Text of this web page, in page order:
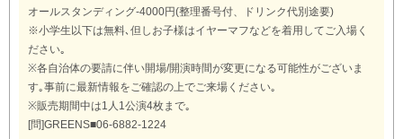
オールスタンディング-4000円(整理番号付、ドリンク代別途要)
※小学生以下は無料､但しお子様はイヤーマフなどを着用してご入場く
ださい｡
※各自治体の要請に伴い開場/開演時間が変更になる可能性がございま
す｡事前に最新情報をご確認の上でご来場ください｡
※販売期間中は1人1公演4枚まで｡
[問]GREENS■06-6882-1224